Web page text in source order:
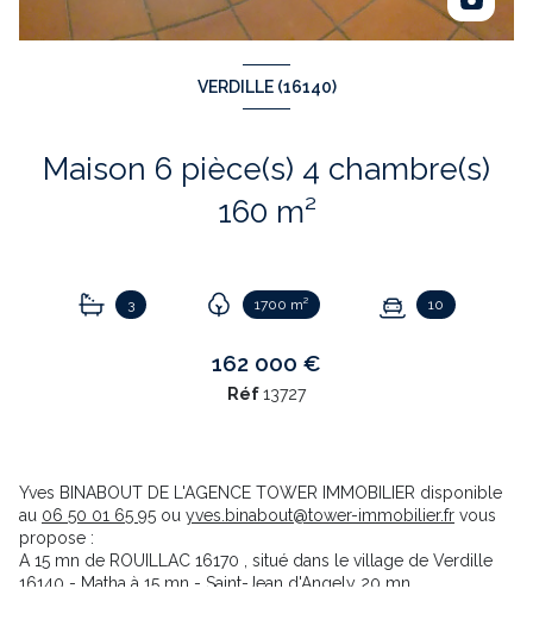
VERDILLE (16140)
Maison 6 pièce(s) 4 chambre(s)
160 m²
3 1700 m² 10
162 000 €
Réf13727
Yves BINABOUT DE L'AGENCE TOWER IMMOBILIER disponible
au 06 50 01 65 95 ou yves.binabout@tower-immobilier.fr vous
propose :
A 15 mn de ROUILLAC 16170 , situé dans le village de Verdille
16140 - Matha à 15 mn - Saint-Jean d'Angely 20 mn.